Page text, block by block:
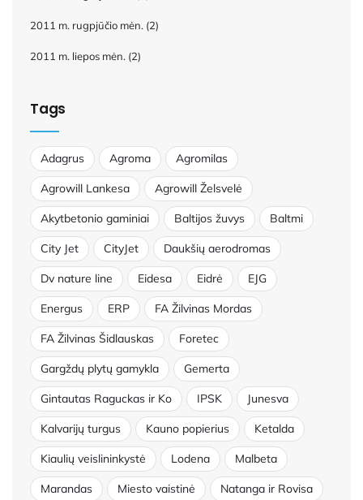
2011 m. rugpjūčio mėn. (2)
2011 m. liepos mėn. (2)
Tags
Adagrus Agroma Agromilas
Agrowill Lankesa Agrowill Želsvelė
Akytbetonio gaminiai Baltijos žuvys Baltmi
City Jet CityJet Daukšių aerodromas
Dv nature line Eidesa Eidrė EJG
Energus ERP FA Žilvinas Mordas
FA Žilvinas Šidlauskas Foretec
Gargždų plytų gamykla Gemerta
Gintautas Raguckas ir Ko IPSK Junesva
Kalvarijų turgus Kauno popierius Ketalda
Kiaulių veislininkystė Lodena Malbeta
Marandas Miesto vaistinė Natanga ir Rovisa